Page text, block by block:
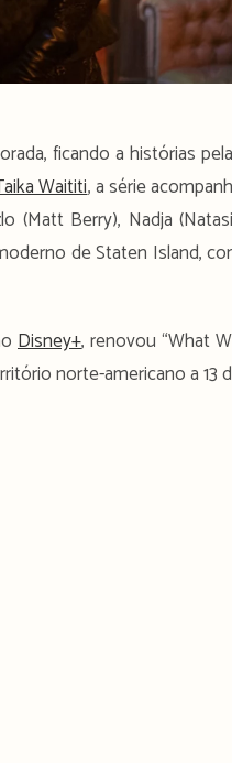
ficando a histórias
Waititi, a série
(Matt Berry), Nadja
de Staten Island,
Disney+, renovou “What
norte-americano a 13